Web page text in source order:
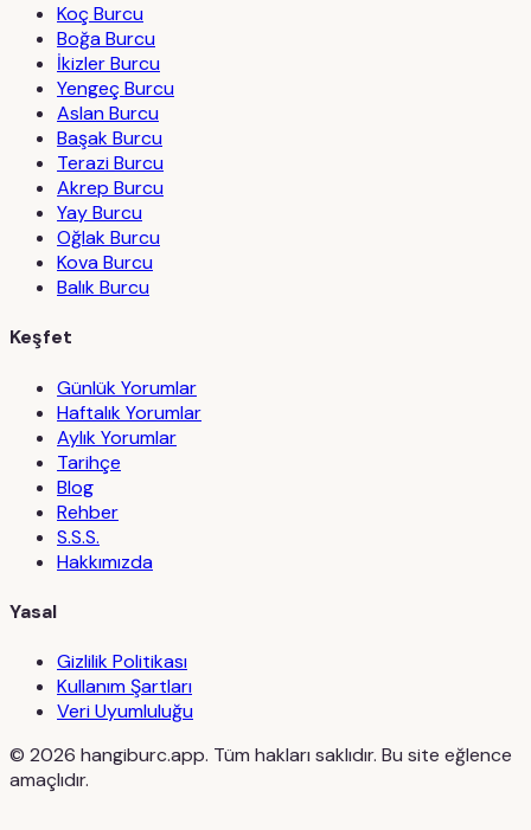
Koç Burcu
Boğa Burcu
İkizler Burcu
Yengeç Burcu
Aslan Burcu
Başak Burcu
Terazi Burcu
Akrep Burcu
Yay Burcu
Oğlak Burcu
Kova Burcu
Balık Burcu
Keşfet
Günlük Yorumlar
Haftalık Yorumlar
Aylık Yorumlar
Tarihçe
Blog
Rehber
S.S.S.
Hakkımızda
Yasal
Gizlilik Politikası
Kullanım Şartları
Veri Uyumluluğu
© 2026 hangiburc.app. Tüm hakları saklıdır. Bu site eğlence
amaçlıdır.